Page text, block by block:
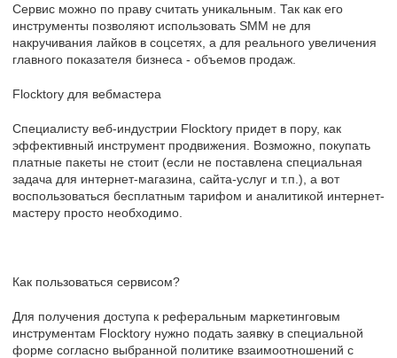
Сервис можно по праву считать уникальным. Так как его
инструменты позволяют использовать SMM не для
накручивания лайков в соцсетях, а для реального увеличения
главного показателя бизнеса - объемов продаж.
Flocktory для вебмастера
Специалисту веб-индустрии Flocktory придет в пору, как
эффективный инструмент продвижения. Возможно, покупать
платные пакеты не стоит (если не поставлена специальная
задача для интернет-магазина, сайта-услуг и т.п.), а вот
воспользоваться бесплатным тарифом и аналитикой интернет-
мастеру просто необходимо.
Как пользоваться сервисом?
Для получения доступа к реферальным маркетинговым
инструментам Flocktory нужно подать заявку в специальной
форме согласно выбранной политике взаимоотношений с